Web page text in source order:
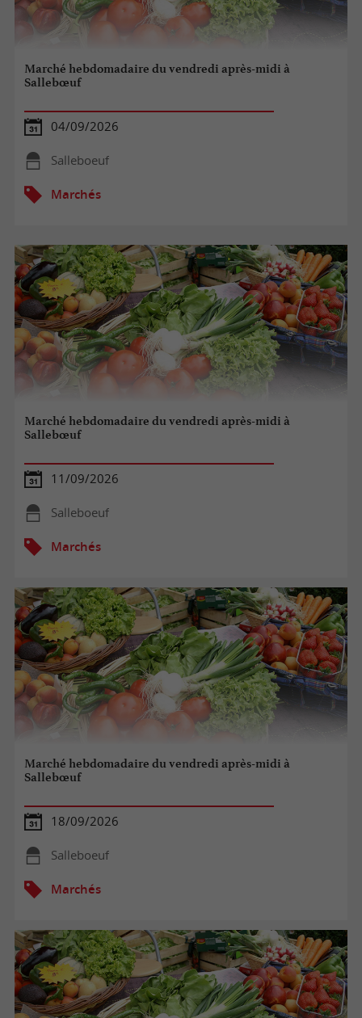
Marché hebdomadaire du vendredi après-midi à
Sallebœuf
04/09/2026
Salleboeuf
Marchés
Marché hebdomadaire du vendredi après-midi à
Sallebœuf
11/09/2026
Salleboeuf
Marchés
Marché hebdomadaire du vendredi après-midi à
Sallebœuf
18/09/2026
Salleboeuf
Marchés